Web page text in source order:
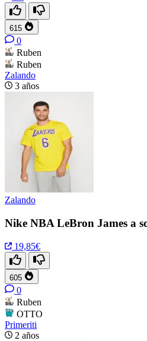
615
0
Ruben
Ruben
Zalando
3 años
Zalando
Nike NBA LeBron James a
19,85€
605
0
Ruben
OTTO
Primeriti
2 años